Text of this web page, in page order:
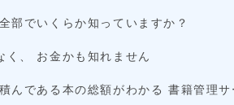
部でいくらか知っていますか？
く、 お金かも知れません
んである本の総額がわかる 書籍管理サ